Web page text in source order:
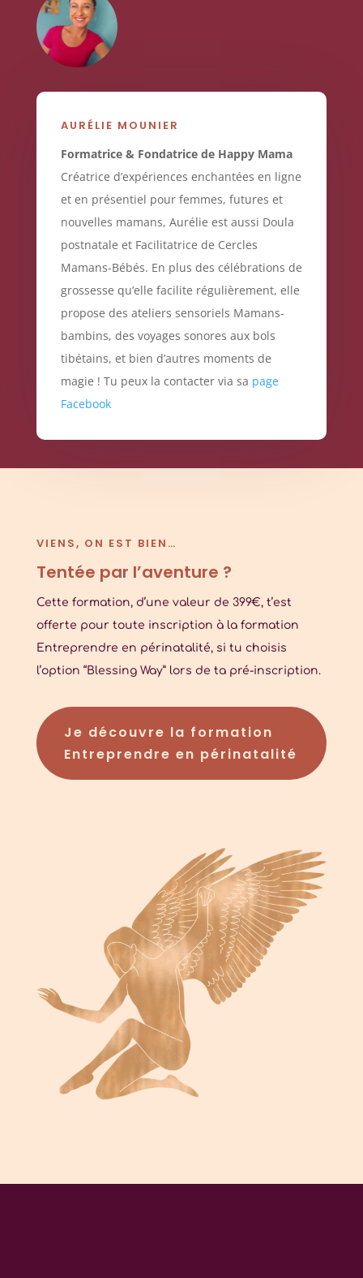
AURÉLIE MOUNIER
Formatrice & Fondatrice de Happy Mama
Créatrice d’expériences enchantées en ligne
et en présentiel pour femmes, futures et
nouvelles mamans, Aurélie est aussi Doula
postnatale et Facilitatrice de Cercles
Mamans-Bébés. En plus des célébrations de
grossesse qu’elle facilite régulièrement, elle
propose des ateliers sensoriels Mamans-
bambins, des voyages sonores aux bols
tibétains, et bien d’autres moments de
magie ! Tu peux la contacter via sa page
Facebook
VIENS, ON EST BIEN…
Tentée par l’aventure ?
Cette formation, d’une valeur de 399€, t’est
offerte pour toute inscription à la formation
Entreprendre en périnatalité, si tu choisis
l’option “Blessing Way” lors de ta pré-inscription.
Je découvre la formation
Entreprendre en périnatalité